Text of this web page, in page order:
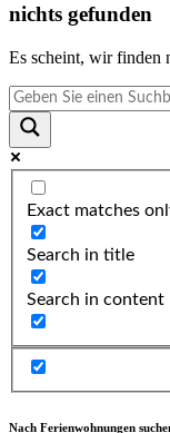
nichts gefunden
Es scheint, wir finden
Exact matches
Search in title
Search in content
Nach Ferienwohnungen